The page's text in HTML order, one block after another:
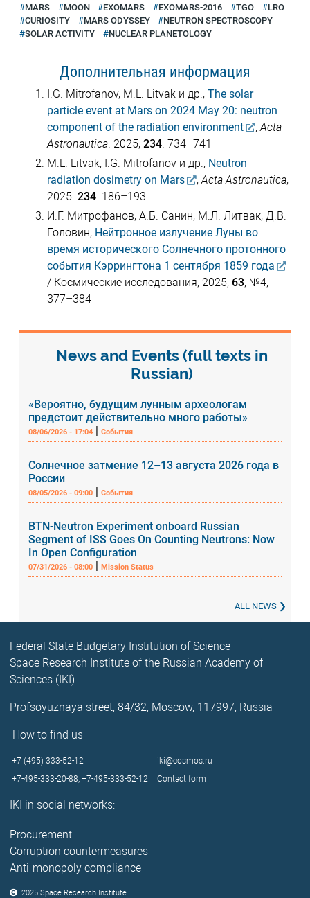
MARS
MOON EXOMARS EXOMARS-2016 TGO
LRO
CURIOSITY
MARS ODYSSEY
NEUTRON SPECTROSCOPY
SOLAR ACTIVITY
NUCLEAR PLANETOLOGY
Дополнительная информация
I.G. Mitrofanov, M.L. Litvak и др., The solar
particle event at Mars on 2024 May 20: neutron
component of the radiation environment
,Acta
Astronautica. 2025, 234. 734–741
M.L. Litvak, I.G. Mitrofanov и др., Neutron
radiation dosimetry on Mars
,Acta Astronautica,
2025. 234. 186–193
И.Г. Митрофанов, А.Б. Санин, М.Л. Литвак, Д.В.
Головин, Нейтронное излучение Луны во
время исторического Солнечного протонного
события Кэррингтона 1 сентября 1859 года
/ Космические исследования, 2025, 63, №4,
377–384
News and Events (full texts in
Russian)
«Вероятно, будущим лунным археологам
предстоит действительно много работы»
08/06/2026 - 17:04 |События
Солнечное затмение 12–13 августа 2026 года в
России
08/05/2026 - 09:00 |События
BTN-Neutron Experiment onboard Russian
Segment of ISS Goes On Counting Neutrons: Now
In Open Configuration
07/31/2026 - 08:00 |Mission Status
ALL NEWS
Federal State Budgetary Institution of Science
Space Research Institute of the Russian Academy of
Sciences (IKI)
Profsoyuznaya street, 84/32, Moscow, 117997, Russia
How to find us
+7 (495) 333-52-12
iki@cosmos.ru
+7-495-333-20-88,+7-495-333-52-12 Contact form
IKI in social networks:
Procurement
Corruption countermeasures
Anti-monopoly compliance
2025 Space Research Institute